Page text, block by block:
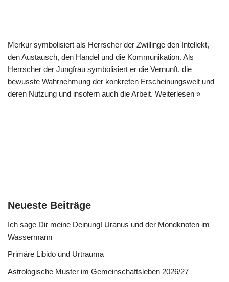
Merkur symbolisiert als Herrscher der Zwillinge den Intellekt,
den Austausch, den Handel und die Kommunikation. Als
Herrscher der Jungfrau symbolisiert er die Vernunft, die
bewusste Wahrnehmung der konkreten Erscheinungswelt und
deren Nutzung und insofern auch die Arbeit. Weiterlesen »
Neueste Beiträge
Ich sage Dir meine Deinung! Uranus und der Mondknoten im
Wassermann
Primäre Libido und Urtrauma
Astrologische Muster im Gemeinschaftsleben 2026/27